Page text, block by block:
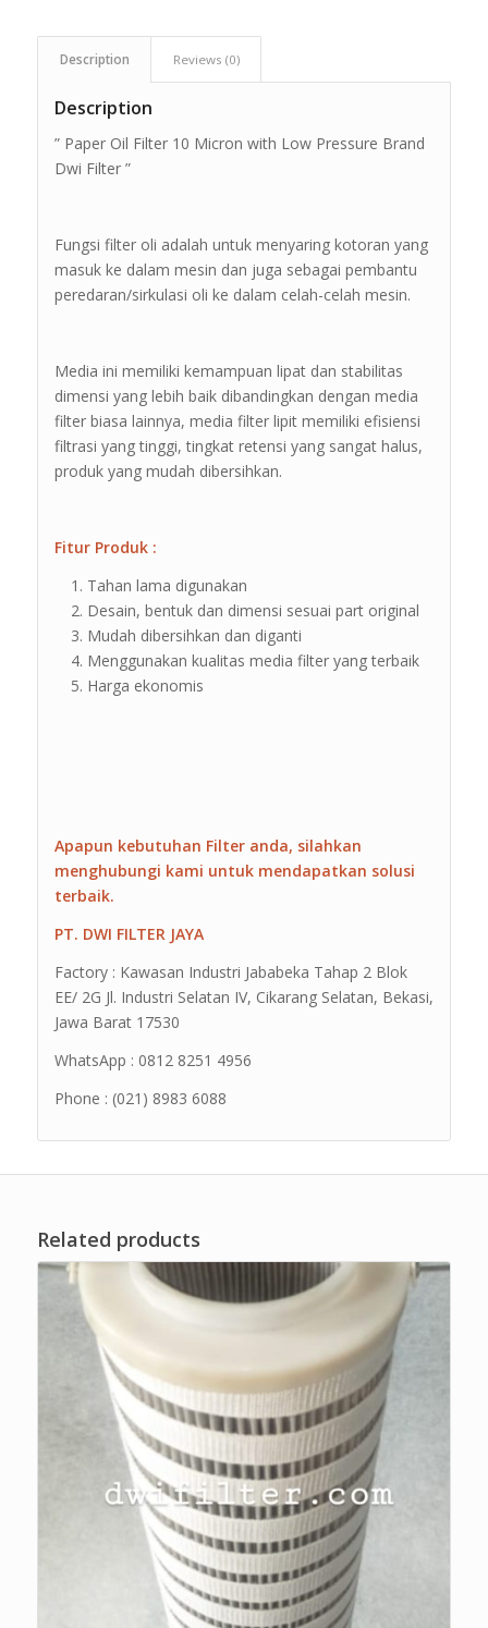
Description Reviews (0)
Description
” Paper Oil Filter 10 Micron with Low Pressure Brand
Dwi Filter ”
Fungsi filter oli adalah untuk menyaring kotoran yang
masuk ke dalam mesin dan juga sebagai pembantu
peredaran/sirkulasi oli ke dalam celah-celah mesin.
Media ini memiliki kemampuan lipat dan stabilitas
dimensi yang lebih baik dibandingkan dengan media
filter biasa lainnya, media filter lipit memiliki efisiensi
filtrasi yang tinggi, tingkat retensi yang sangat halus,
produk yang mudah dibersihkan.
Fitur Produk :
Tahan lama digunakan
Desain, bentuk dan dimensi sesuai part original
Mudah dibersihkan dan diganti
Menggunakan kualitas media filter yang terbaik
Harga ekonomis
Apapun kebutuhan Filter anda, silahkan
menghubungi kami untuk mendapatkan solusi
terbaik.
PT. DWI FILTER JAYA
Factory : Kawasan Industri Jababeka Tahap 2 Blok
EE/ 2G Jl. Industri Selatan IV, Cikarang Selatan, Bekasi,
Jawa Barat 17530
WhatsApp : 0812 8251 4956
Phone : (021) 8983 6088
Related products